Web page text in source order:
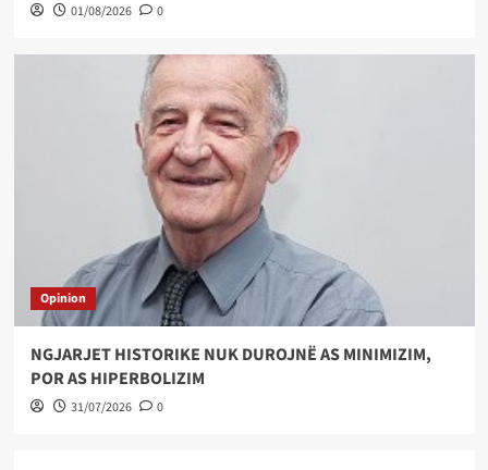
01/08/2026 0
Opinion
NGJARJET HISTORIKE NUK DUROJNË AS MINIMIZIM,
POR AS HIPERBOLIZIM
31/07/2026 0